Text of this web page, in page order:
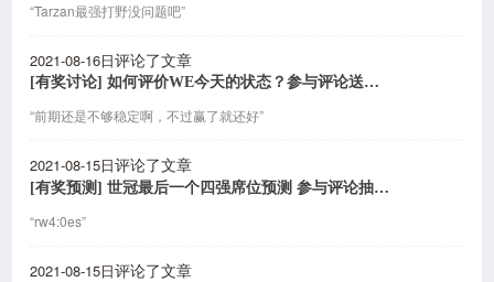
“Tarzan最强打野没问题吧”
2021-08-16日评论了文章
[有奖讨论] 如何评价WE今天的状态？参与评论送雷柏电竞鼠标
“前期还是不够稳定啊，不过赢了就还好”
2021-08-15日评论了文章
[有奖预测] 世冠最后一个四强席位预测 参与评论抽游戏手柄
“rw4:0es”
2021-08-15日评论了文章